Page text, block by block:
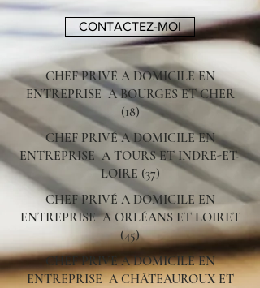
CONTACTEZ-MOI
CHEF PRIVÉ A DOMICILE EN
ENTREPRISE A BOURGES ET CHER
(18)
CHEF PRIVÉ A DOMICILE EN
ENTREPRISE A TOURS ET INDRE-ET-
LOIRE (37)
CHEF PRIVÉ A DOMICILE EN
ENTREPRISE A ORLÉANS ET LOIRET
(45)
CHEF PRIVÉ A DOMICILE EN
ENTREPRISE A CHÂTEAUROUX ET